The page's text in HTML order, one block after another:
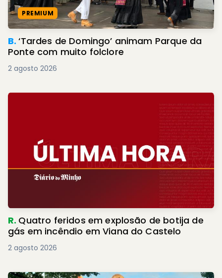
PREMIUM
B.‘Tardes de Domingo’ animam Parque da
Ponte com muito folclore
2 agosto 2026
R. Quatro feridos em explosão de botija de
gás em incêndio em Viana do Castelo
2 agosto 2026